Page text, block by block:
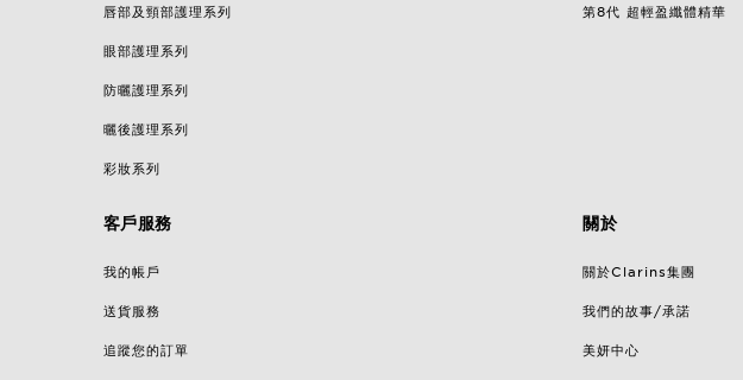
唇部及頸部護理系列
眼部護理系列
防曬護理系列
曬後護理系列
彩妝系列
第8代 超輕盈纖體精華
客戶服務
我的帳戶
送貨服務
追蹤您的訂單
關於
關於Clarins集團
我們的故事/承諾
美妍中心